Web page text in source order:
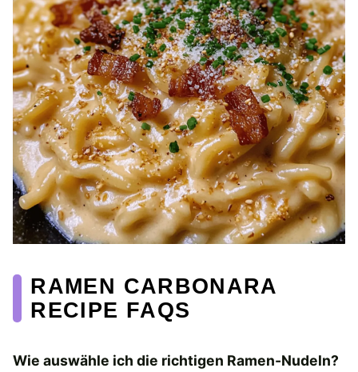
RAMEN CARBONARA
RECIPE FAQS
Wie auswähle ich die richtigen Ramen-Nudeln?